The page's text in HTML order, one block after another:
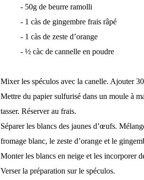
- 50g de beurre ramolli
- 1 càs de gingembre frais râpé
- 1 càs de zeste d’orange
- ½ càc de cannelle en poudre
Mixer les spéculos avec la canelle. Ajouter
Mettre du papier sulfurisé dans un moule à
tasser. Réserver au frais.
Séparer les blancs des jaunes d’œufs.
fromage blanc, le zeste d’orange et le
Monter les blancs en neige et les incorporer
Verser la préparation sur le spéculos.